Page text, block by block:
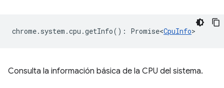
chrome. system .cpu .getInfo() : Promise<CpuInfo>
Consulta la información básica de la CPU del sistema.